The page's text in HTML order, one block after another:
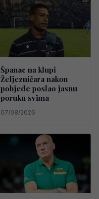
Španac na klupi
Željezničara nakon
pobjede poslao jasnu
poruku svima
07/08/2026